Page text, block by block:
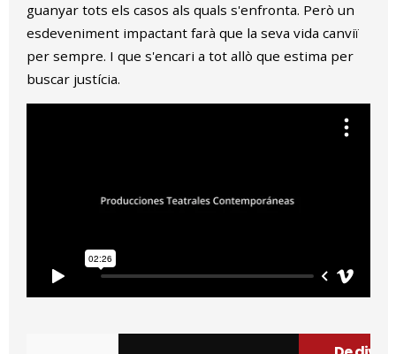
guanyar tots els casos als quals s'enfronta. Però un
esdeveniment impactant farà que la seva vida canviï
per sempre. I que s'encari a tot allò que estima per
buscar justícia.